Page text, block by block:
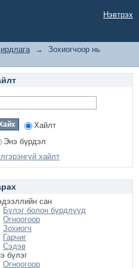
Нэвтрэх
→
Зохиогчоор нь
Хайлт
Энэ бүрдэл
хайлт
сан
Бүлэг болон бүрдлүүд
Огноогоор
Зохиогч
Гарчиг
Сэдэв
бүлэг
Огноогоор